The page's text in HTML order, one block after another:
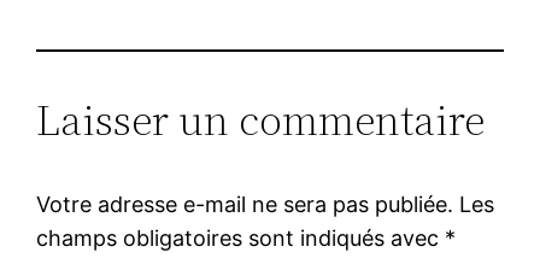
Laisser un commentaire
Votre adresse e-mail ne sera pas publiée. Les
champs obligatoires sont indiqués avec *